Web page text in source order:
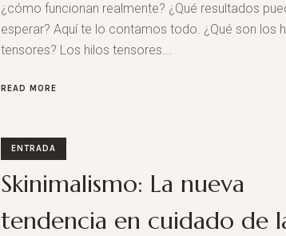
¿cómo funcionan realmente? ¿Qué resultados
esperar? Aquí te lo contamos todo. ¿Qué son los
tensores? Los hilos tensores...
READ MORE
ENTRADA
Skinimalismo: La nueva
tendencia en cuidado de